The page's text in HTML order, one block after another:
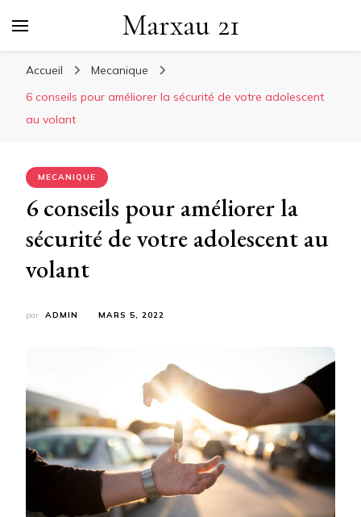
Marxau 21
Accueil
Mecanique
6 conseils pour améliorer la sécurité de votre adolescent
au volant
MECANIQUE
6 conseils pour améliorer la
sécurité de votre adolescent au
volant
par ADMIN MARS 5, 2022